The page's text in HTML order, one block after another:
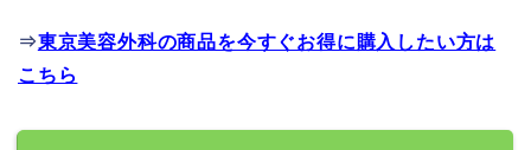
⇒東京美容外科の商品を今すぐお得に購入したい方は
こちら